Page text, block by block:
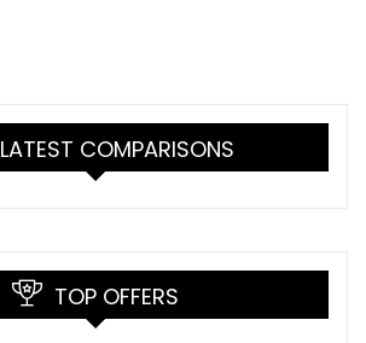
LATEST COMPARISONS
TOP OFFERS